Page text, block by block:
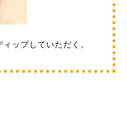
ップしていただく。